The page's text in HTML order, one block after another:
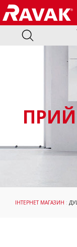
ІНТЕРНЕТ МАГАЗИН :